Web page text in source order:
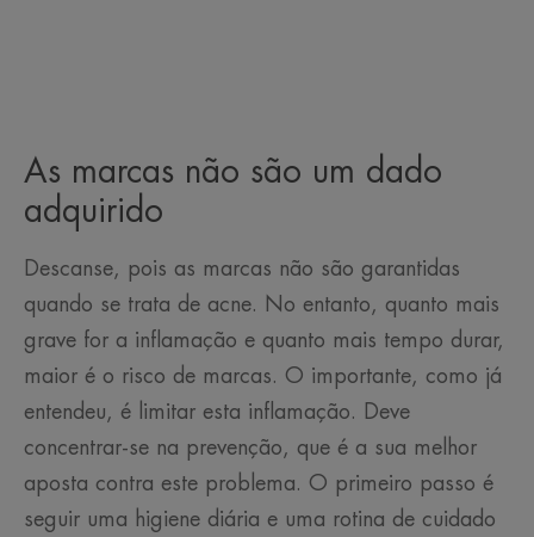
As marcas não são um dado
adquirido
Descanse, pois as marcas não são garantidas
quando se trata de acne. No entanto, quanto mais
grave for a inflamação e quanto mais tempo durar,
maior é o risco de marcas. O importante, como já
entendeu, é limitar esta inflamação. Deve
concentrar-se na prevenção, que é a sua melhor
aposta contra este problema. O primeiro passo é
seguir uma higiene diária e uma rotina de cuidado